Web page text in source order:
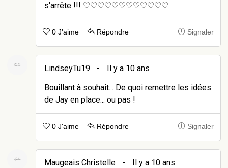
s'arrête !!! ♡♡♡♡♡♡♡♡♡♡♡♡
0 J'aime Répondre Signaler
LindseyTu19 -
Il y a 10 ans
Bouillant à souhait... De quoi remettre les idées
de Jay en place... ou pas !
0 J'aime Répondre Signaler
Maugeais Christelle -
Il y a 10 ans